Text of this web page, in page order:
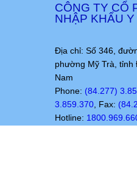
CÔNG TY CỔ
NHẬP KHẨU
Địa chỉ: Số 346,
phường Mỹ Trà, tỉnh
Nam
Phone: (84.277)
3.859.370, Fax:
Hotline: